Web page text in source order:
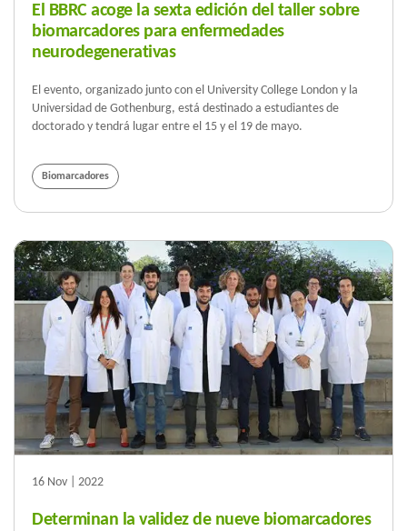
El BBRC acoge la sexta edición del taller sobre
biomarcadores para enfermedades
neurodegenerativas
El evento, organizado junto con el University College London y la
Universidad de Gothenburg, está destinado a estudiantes de
doctorado y tendrá lugar entre el 15 y el 19 de mayo.
Biomarcadores
16 Nov | 2022
Determinan la validez de nueve biomarcadores